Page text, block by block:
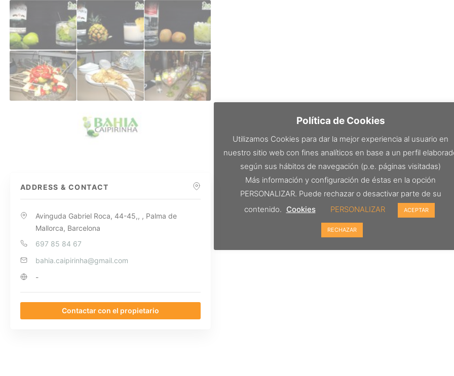
ADDRESS & CONTACT
Avinguda Gabriel Roca, 44-45,, , Palma de
Mallorca, Barcelona
697 85 84 67
bahia.caipirinha@gmail.com
-
Contactar con el propietario
Política de Cookies
Utilizamos Cookies para dar la mejor experiencia al usuario en
nuestro sitio web con fines analíticos en base a un perfil
según sus hábitos de navegación (p.e. páginas visitadas)
Más información y configuración de éstas en la opción
PERSONALIZAR. Puede rechazar o desactivar parte de su
contenido. Cookies PERSONALIZAR ACEPTAR
RECHAZAR